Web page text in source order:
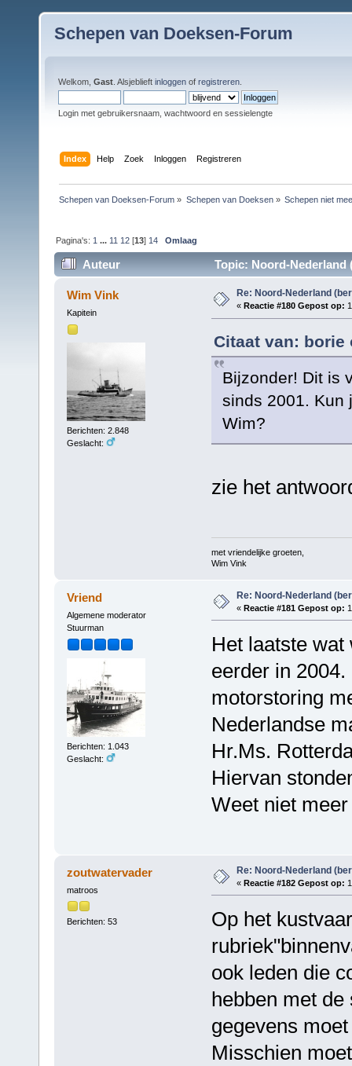
Schepen van Doeksen-Forum
Welkom, Gast . Alsjeblieft inloggen of registreren
Login met gebruikersnaam, wachtwoord en sessielengte
Index Help Zoek Inloggen Registreren
Schepen van Doeksen-Forum » Schepen van Doeksen» Schepen niet
Pagina's: 1 ... 11 12 [13] 14 Omlaag
Auteur Topic: Noord-Nederland
Wim Vink
Kapitein
Berichten: 2.848
Geslacht:
Re: Noord-Nederland
« Reactie #180 Gepost op:
Citaat van: borie
Bijzonder! Dit is
sinds 2001. Kun
Wim?
zie het
met vriendelijke groeten,
Wim Vink
Vriend
Algemene moderator
Stuurman
Berichten: 1.043
Geslacht:
Re: Noord-Nederland
« Reactie #181 Gepost op:
Het laatste
eerder in
motorstoring
Nederlandse
Hr.Ms.
Hiervan
Weet niet
zoutwatervader
matroos
Berichten: 53
Re: Noord-Nederland
« Reactie #182 Gepost op:
Op het
ook leden die
hebben met de
gegevens
Misschien